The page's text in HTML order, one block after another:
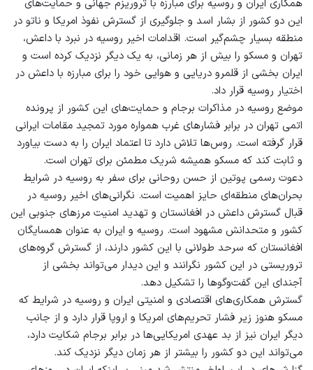
همکاری ایران و روسیه برای مبارزه با تروریزم جهانی و حمایت‌های
این دو کشور از بشار اسد و جلوگیری از گسترش نفوذ امریکا و ناتو در
منطقه بسیار چشم‌گیر است. اقدامات اخیر روسیه در نبرد با داعش،
تهران و مسکو را بیش از هر زمانی، به یک دیگر نزدیک کرده است و
ایران بخشی از قلمرو دریایی و هوایی خود را برای مبارزه با داعش در
اختیار روسیه قرار داد.
موضع روسیه در مذاکرات برجام و حمایت‌های این کشور از پرونده
اتمی تهران در برابر فشارهای غرب همواره مورد تمجید مقامات ایرانی
قرار گرفته است. روس‌ها تلاش دارد تا اعتماد ایران را به دست بیاورد
و ثابت کند که مسکو همیشه شریک مطمئن برای تهران است.
دعوت رسمی پوتین از حسن روحانی برای سفر به روسیه در شرایط
بحران‌های منطقه‌ای حایز اهمیت است. نگرانی‌های اخیر روسیه در
قبال گسترش داعش در افغانستان و تهدید امنیت مرزهای جنوبی این
کشور و متحدانش مشهود است. روسیه و ایران به عنوان همسایگان
افغانستان که سرحد طولانی با این کشور دارند، از گسترش گروه‌های
تروریستی در این کشور نگرانند و این دیدار می‌تواند بخشی از
آجندای این گفت‌وگوها را تشکیل دهد.
گسترش همکاری‌های اقتصادی و امنیتی ایران و روسیه در شرایط که
مسکو هنوز زیر فشار تحریم‌های امریکا و اروپا قرار دارد و از جانب
دیگر ایران نیز از بد عهدی امریکایی‌ها در برابر برجام شکایت دارد،
می‌تواند این دو کشور را بیشتر از هر زمان دیگر نزدیک کند.